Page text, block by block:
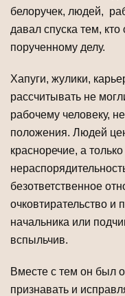
белоручек, людей,
давал спуска тем,
порученному делу.
Хапуги, жулики,
рассчитывать не
рабочему человеку,
положения. Людей
красноречие, а
безответственное
очковтирательство и
начальника или
вспыльчив.
Вместе с тем он был
признавать и